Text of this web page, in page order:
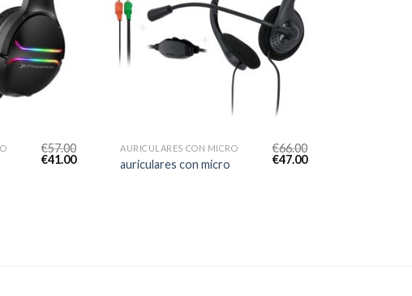
€57.00
€41.00
AURICULARES CON MICRO
auriculares con micro
€66.00
€47.00